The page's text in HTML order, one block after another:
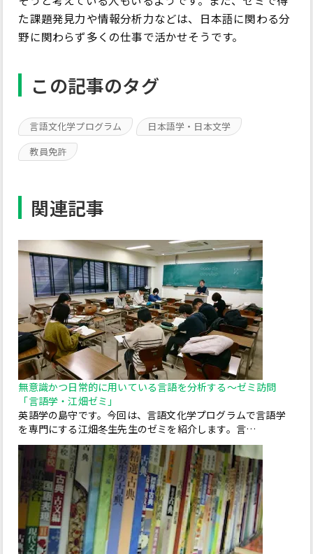
た課題発見力や情報分析力などは、日本語に関わる分
野に関わらず多くの仕事で活かせそうです。
この記事のタグ
言語文化学プログラム
日本語学・日本文学
教員免許
関連記事
無意識かつ日常的に用いている言語を分析する～ゼミ訪問
「言語学・江畑ゼミ」
英語学の島守です。今回は、言語文化学プログラムで言語学
を専門にする江畑冬生先生のゼミを紹介します。言…